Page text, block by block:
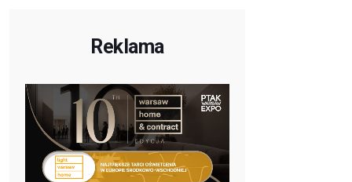
Reklama